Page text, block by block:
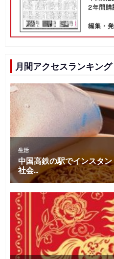
ン
月間アクセスランキング